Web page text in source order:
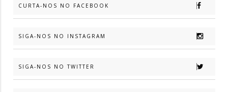
CURTA-NOS NO FACEBOOK
SIGA-NOS NO INSTAGRAM
SIGA-NOS NO TWITTER